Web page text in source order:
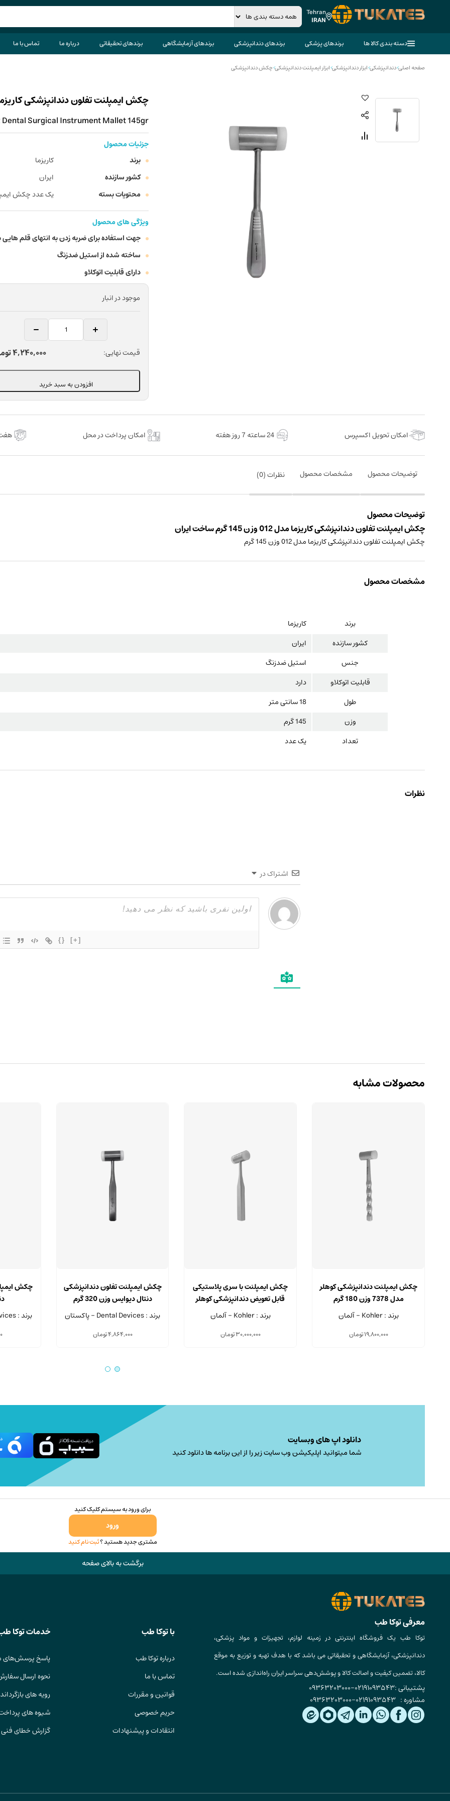
Tehran
IRAN
دسته بندی کالا ها برندهای پزشکی برندهای دندانپزشکی برندهای آزمایشگاهی برندهای تحقیقاتی درباره ما تماس با ما
صفحه اصلی>دندانپزشکی>ابزار دندانپزشکی>ابزار ایمپلنت دندانپزشکی>چکش دندانپزشکی
چکش ایمپلنت تفلون دندانپزشکی کاریزما مدل 012
Dental Surgical Instrument Mallet 145gr
جزئیات محصول
برند
کاریزما
کشور سازنده
ایران
محتویات بسته
یک عدد چکش
ویژگی های محصول
جهت استفاده برای ضربه زدن به انتهای قلم
ساخته شده از استیل ضدزنگ
دارای قابلیت اتوکلاو
موجود در انبار
چکش
کاریزما
مدل
قیمت نهایی: 4,240,000
افزودن به سبد خرید
امکان تحویل اکسپرس 24 ساعته 7 روز هفته امکان پرداخت در محل
توضیحات محصول مشخصات محصول نظرات (0
)
توضیحات محصول
چکش ایمپلنت تفلون دندانپزشکی کاریزما مدل 012 وزن 145 گرم ساخت ایران
چکش ایمپلنت تفلون دندانپزشکی کاریزما مدل 012 وزن 145 گرم
مشخصات محصول
برند
کاریزما
کشور سازنده
ایران
جنس
استیل ضدزنگ
قابلیت اتوکلاو
دارد
طول
18 سانتی متر
وزن
145 گرم
تعداد
یک عدد
نظرات
اشتراک در
{} [+]
محصولات مشابه
چکش ایمپلنت دندانپزشکی کوهلر
مدل 7378 وزن 180 گرم
برند : Kohler - آلمان
19,800,000تومان
چکش ایمپلنت با سری پلاستیکی
قابل تعویض دندانپزشکی کوهلر
مدل 6129 وزن 200 گرم
برند : Kohler - آلمان
30,000,000تومان
چکش ایمپلنت تفلون دندانپزشکی
دنتال دیوایس وزن 320 گرم
برند : Dental Devices - پاکستان
4,864,000تومان
چکش
برند : Dental Devices - پاکستان
دانلود اپ های وبسایت
شما میتوانید اپلیکیشن وب سایت زیر را از این برنامه ها دانلود کنید
برای ورود به سیستم کلیک کنید
ورود
مشتری جدید هستید ؟ثبت نام کنید
برگشت به بالای صفحه
معرفی توکا طب
توکا طب یک فروشگاه اینترنتی در زمینه لوازم، تجهیزات و مواد پزشکی،
دندانپزشکی، آزمایشگاهی و تحقیقاتی می باشد که با هدف تهیه و توزیع به موقع
کالا، تضمین کیفیت و اصالت کالا و پوشش‌دهی سراسر ایران راه‌اندازی شده است.
پشتیبانی :02191093543
-
09363203000
مشاوره : 02191093543
-
09363203000
با توکا طب
درباره توکا طب
تماس با ما
قوانین و مقررات
حریم خصوصی
انتقادات و پیشنهادات
خدمات توکا
پاسخ پرسش‌های
نحوه ارسال
رویه های
شیوه های
گزارش خطای فنی